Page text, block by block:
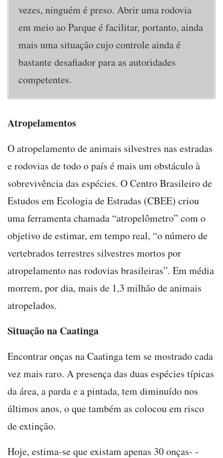
vezes, ninguém é preso. Abrir uma rodovia
em meio ao Parque é facilitar, portanto, ainda
mais uma situação cujo controle ainda é
bastante desafiador para as autoridades
competentes.
Atropelamentos
O atropelamento de animais silvestres nas estradas
e rodovias de todo o país é mais um obstáculo à
sobrevivência das espécies. O Centro Brasileiro de
Estudos em Ecologia de Estradas (CBEE) criou
uma ferramenta chamada “atropelômetro” com o
objetivo de estimar, em tempo real, “o número de
vertebrados terrestres silvestres mortos por
atropelamento nas rodovias brasileiras”. Em média
morrem, por dia, mais de 1,3 milhão de animais
atropelados.
Situação na Caatinga
Encontrar onças na Caatinga tem se mostrado cada
vez mais raro. A presença das duas espécies típicas
da área, a parda e a pintada, tem diminuído nos
últimos anos, o que também as colocou em risco
de extinção.
Hoje, estima-se que existam apenas 30 onças- -